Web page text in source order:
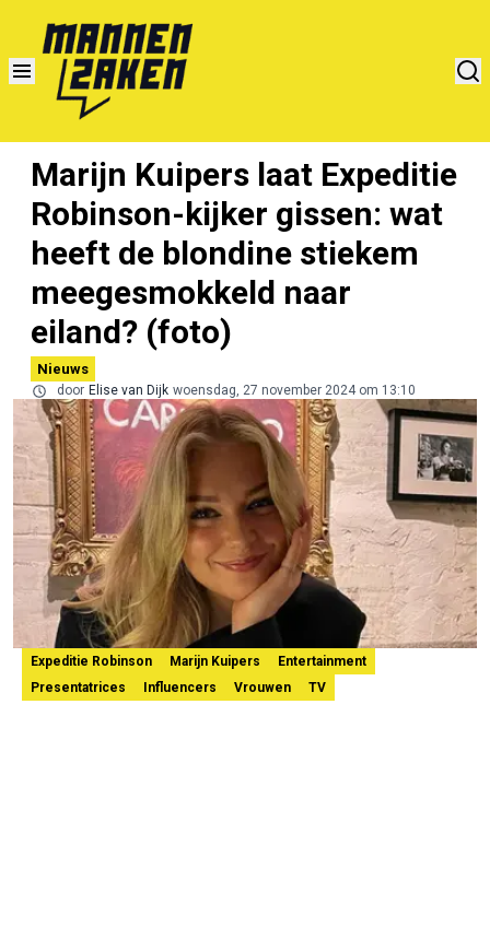
Marijn Kuipers laat Expeditie
Robinson-kijker gissen: wat
heeft de blondine stiekem
meegesmokkeld naar
eiland? (foto)
Nieuws
door Elise van Dijk woensdag, 27 november 2024 om 13:10
Expeditie Robinson Marijn Kuipers
Entertainment
Presentatrices
Influencers Vrouwen TV